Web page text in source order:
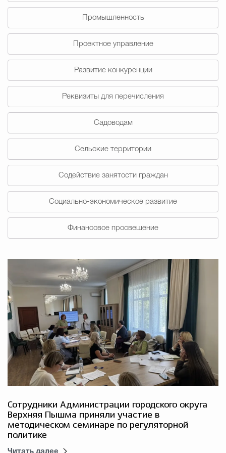
Промышленность
Проектное управление
Развитие конкуренции
Реквизиты для перечисления
Садоводам
Сельские территории
Содействие занятости граждан
Социально-экономическое развитие
Финансовое просвещение
Сотрудники Администрации городского округа
Верхняя Пышма приняли участие в
методическом семинаре по регуляторной
политике
Читать далее